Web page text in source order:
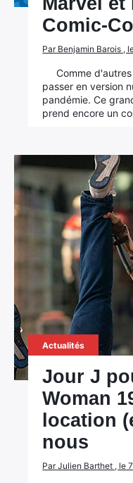
Comic-
Par Benjamin Barois ,
Comme
passer en version
pandémie. Ce
prend encore un
Actualités
Jour J
Woman
location
nous
Par Julien Barthet , le